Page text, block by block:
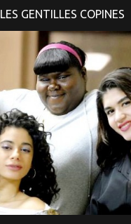
LES GENTILLES COPINES